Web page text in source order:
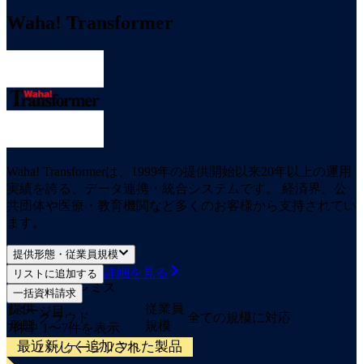
Waha! Transformer
Waha! Transformerは、1999年の提供開始以来20年以上の運用
実績を誇る、データ連携・統合システムです。 経済界、公
共団体や医療・教育機関など多くのお客様から支持されてい
ます。
提供形態・従業員規模
提供
形態
オンプレミス
クラウド
パッケージソフト
従業員
規模
全ての規模に対応
リストに追加する 詳細を見る
一括資料請求
1ページ目
7件中1 〜7件を表示
最近新しく追加された製品